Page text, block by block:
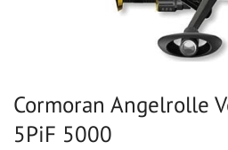
Cormoran Angelrolle
5PiF 5000